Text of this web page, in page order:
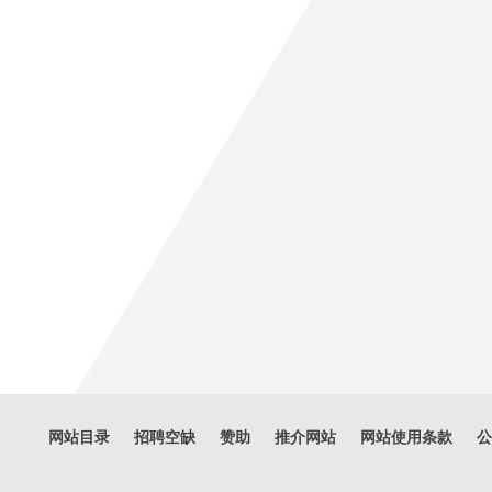
网站目录 招聘空缺 赞助 推介网站 网站使用条款